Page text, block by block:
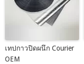
เทปกาวปิดผนึก Courier
OEM